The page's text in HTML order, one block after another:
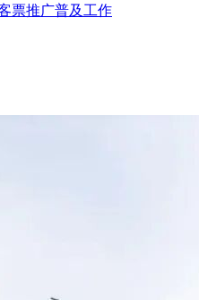
票推广普及工作